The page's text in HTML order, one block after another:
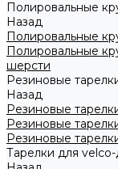
Полировальные
Назад
Полировальные
Полировальные
шерсти
Резиновые
Назад
Резиновые
Резиновые
Резиновые
Тарелки для